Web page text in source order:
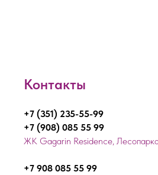
Контакты
+7 (351) 235-55-99
+7 (908) 085 55 99
ЖК Gagarin Residence,
+7 908 085 55 99